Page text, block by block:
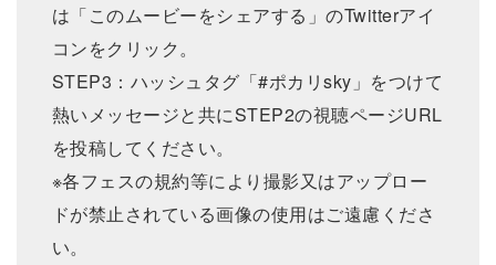
は「このムービーをシェアする」のTwitterアイ
コンをクリック。
STEP3：ハッシュタグ「#ポカリsky」をつけて
熱いメッセージと共にSTEP2の視聴ページURL
を投稿してください。
※各フェスの規約等により撮影又はアップロー
ドが禁止されている画像の使用はご遠慮くださ
い。